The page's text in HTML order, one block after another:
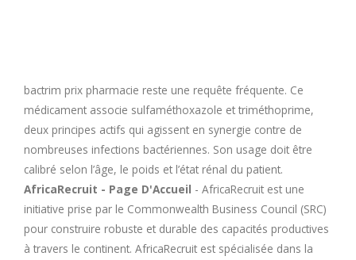
H
I
J
K
bactrim prix pharmacie reste une requête fréquente. Ce
médicament associe sulfaméthoxazole et triméthoprime,
deux principes actifs qui agissent en synergie contre de
nombreuses infections bactériennes. Son usage doit être
calibré selon l’âge, le poids et l’état rénal du patient.
AfricaRecruit - Page D'Accueil - AfricaRecruit est une
initiative prise par le Commonwealth Business Council (SRC)
pour construire robuste et durable des capacités productives
à travers le continent. AfricaRecruit est spécialisée dans la